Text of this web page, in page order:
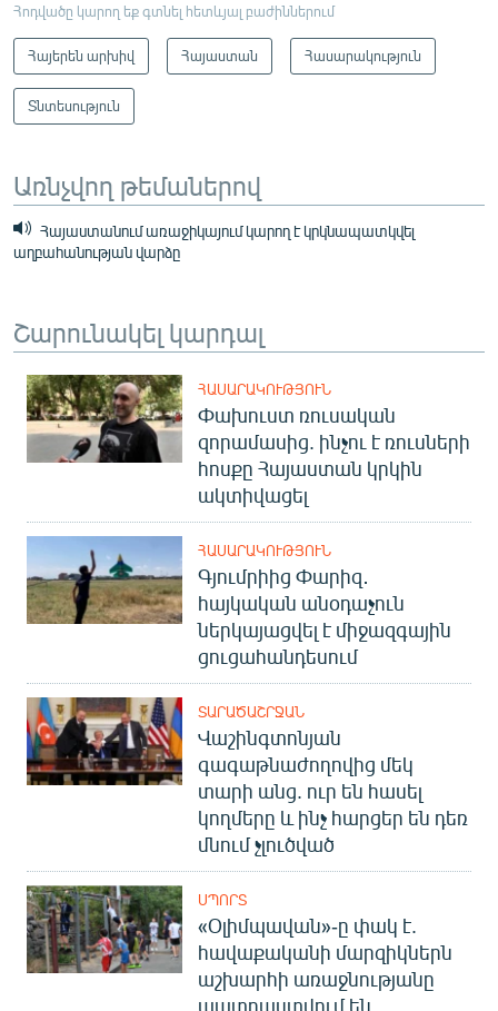
Հոդվածը կարող եք գտնել հետևյալ բաժիններում
Հայերեն արխիվ Հայաստան Հասարակություն
Տնտեսություն
Առնչվող թեմաներով
Հայաստանում առաջիկայում կարող է կրկնապատկվել
աղբահանության վարձը
Շարունակել կարդալ
ՀԱՍԱՐԱԿՈՒԹՅՈՒՆ
Փախուստ ռուսական
զորամասից. ինչու է ռուսների
հոսքը Հայաստան կրկին
ակտիվացել
ՀԱՍԱՐԱԿՈՒԹՅՈՒՆ
Գյումրիից Փարիզ․
հայկական անօդաչուն
ներկայացվել է միջազգային
ցուցահանդեսում
ՏԱՐԱԾԱՇՐՋԱՆ
Վաշինգտոնյան
գագաթնաժողովից մեկ
տարի անց. ուր են հասել
կողմերը և ինչ հարցեր են դեռ
մնում չլուծված
ՍՊՈՐՏ
«Օլիմպավան»-ը փակ է.
հավաքականի մարզիկներն
աշխարհի առաջնությանը
պատրաստվում են